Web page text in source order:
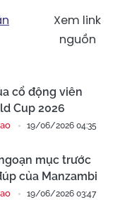
Xem link
nguồn
cổ động viên
Cup 2026
19/06/2026 04:35
mục trước
của Manzambi
19/06/2026 03:47